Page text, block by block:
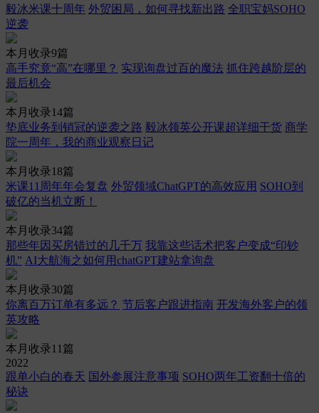
毅冰米课十周年 外贸困局，如何寻找新出路 全职宝妈SOHO
逆袭
本月收录9篇
高手究竟“高”在哪里？ 实现询盘过百的魔法 抓住跨越阶层的
最后机会
本月收录14篇
垫底业务到销冠的逆袭之路 毅冰领英公开课超详细干货 商学
院一周年，我的商业观察日记
本月收录18篇
米课11周年年会复盘 外贸领域ChatGPT的高效应用 SOHO到
破亿的当机立断！
本月收录34篇
那些年因买房错过的几千万 我靠这些话术把客户变成“印钞
机” AI大航海之如何用chatGPT建站拿询盘
本月收录30篇
你离百万订单有多远？ 节后客户跟进指南 开发海外客户的领
英攻略
本月收录11篇
2022
跟单小白的春天 国外参展注意事项 SOHO两年工资翻十倍的
秘诀